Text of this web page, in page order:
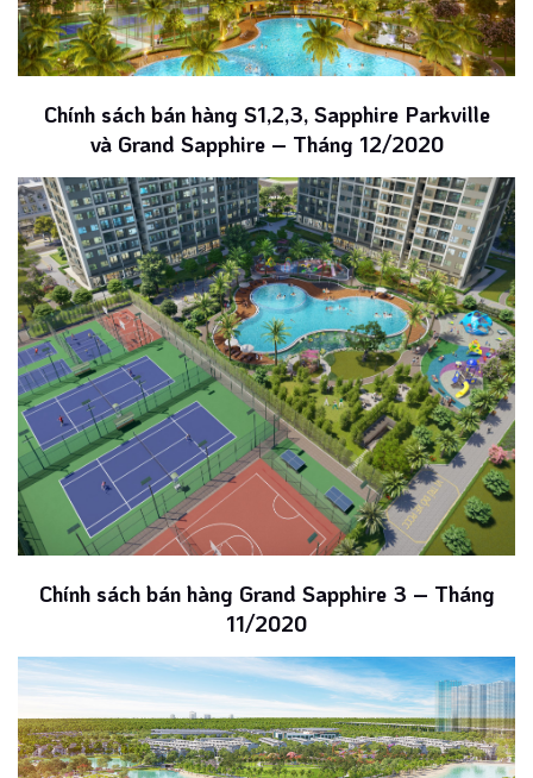
Chính sách bán hàng S1,2,3, Sapphire Parkville
và Grand Sapphire – Tháng 12/2020
Chính sách bán hàng Grand Sapphire 3 – Tháng
11/2020